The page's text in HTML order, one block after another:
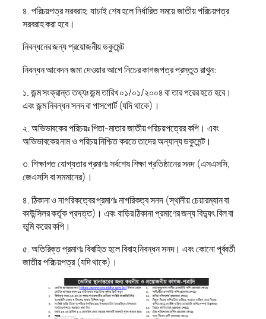
৪. পরিচয়পত্র সরবরাহ: যাচাই শেষ হলে নির্ধারিত সময়ে জাতীয় পরিচয়পত্র
সরবরাহ করা হবে।
নিবন্ধনের জন্য প্রয়োজনীয় ডকুমেন্ট
নিবন্ধন আবেদন জমা দেওয়ার আগে নিচের কাগজপত্র প্রস্তুত রাখুন:
১. জন্ম সংক্রান্ত তথ্যঃ জন্ম তারিখ ০১/০১/২০০৪ বা তার পরের হতে হবে।
এবং জন্ম নিবন্ধন সনদ বা পাসপোর্ট (যদি থাকে)।
২. অভিভাবকের পরিচয়ঃ পিতা-মাতার জাতীয় পরিচয়পত্রের কপি। এবং
অভিভাবকের নাম ও পরিচয় নিশ্চিত করতে তাদের অন্যান্য ডকুমেন্ট।
৩. শিক্ষাগত যোগ্যতার প্রমাণঃ সর্বশেষ শিক্ষা প্রতিষ্ঠানের সনদ (এসএসসি,
জেএসসি বা সমমানের)।
৪. ঠিকানা ও নাগরিকত্বের প্রমাণঃ নাগরিকত্ব সনদ (স্থানীয় চেয়ারম্যান বা
কাউন্সিলর কর্তৃক প্রদত্ত)। এবং বাড়ির ঠিকানা প্রমাণের জন্য বিদ্যুৎ বিল বা
ভূমি করের কপি।
৫. অতিরিক্ত প্রমাণঃ বিবাহিত হলে বিবাহ নিবন্ধন সনদ। এবং কোনো পূর্ববর্তী
জাতীয় পরিচয়পত্র (যদি থাকে)।